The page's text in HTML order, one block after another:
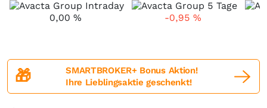
0,00 % -0,95 %
🎁
SMARTBROKER+ Bonus Aktion!
Ihre Lieblingsaktie geschenkt!